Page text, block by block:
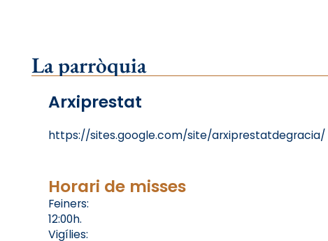
La parròquia
Arxiprestat
https://sites.google.com/site/arxiprestatdegracia/
Horari de misses
Feiners:
12:00h.
Vigílies: